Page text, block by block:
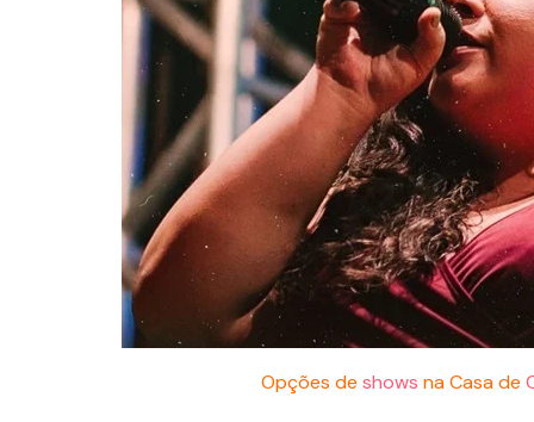
Opções de shows na Casa de